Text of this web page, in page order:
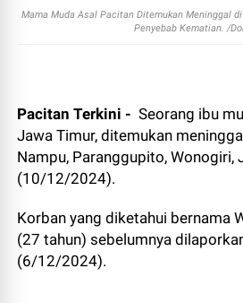
Mama Muda Asal Pacitan Ditemukan Meninggal
Penyebab Kematian. /
Pacitan Terkini - Seorang ibu
Jawa Timur, ditemukan
Nampu, Paranggupito, Wonogiri,
(10/12/2024).
Korban yang diketahui bernama
(27 tahun) sebelumnya
(6/12/2024).